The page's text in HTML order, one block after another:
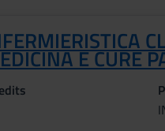
E CURE